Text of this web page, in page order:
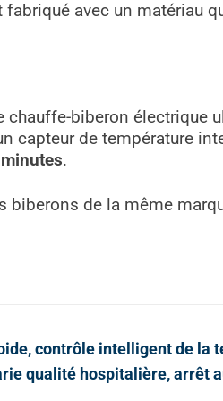
avec un matériau
biberon électrique
capteur de température
.
de la même
contrôle intelligent de la
qualité hospitalière, arrêt